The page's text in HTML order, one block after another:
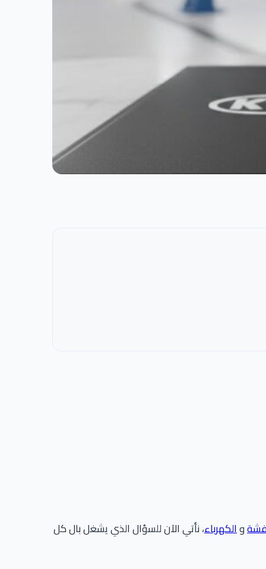
والكهرباء، نأتي الآن للسؤال الذي يشغل بال كل